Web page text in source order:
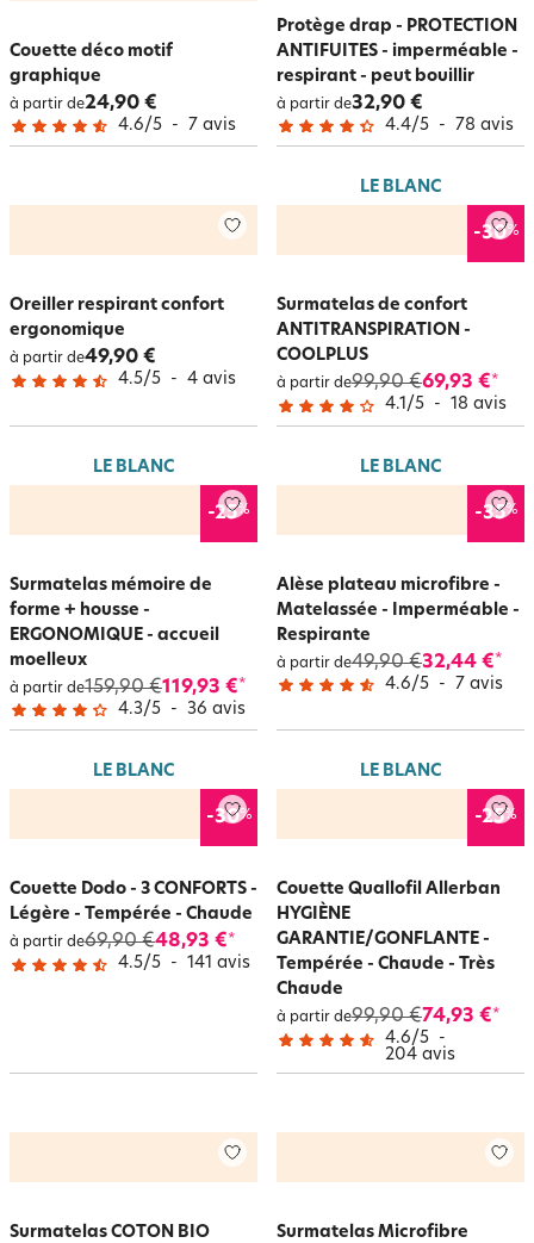
Couette déco motif
graphique
à partir de24,90 €
4.6/5 - 7 avis
Protège drap - PROTECTION
ANTIFUITES - imperméable -
respirant - peut bouillir
à partir de32,90 €
4.4/5 - 78 avis
Oreiller respirant confort
ergonomique
à partir de49,90 €
4.5/5 - 4 avis
LE BLANC
-30%
Surmatelas de confort
ANTITRANSPIRATION -
COOLPLUS
à partir de99,90 €69,93 €*
4.1/5 - 18 avis
LE BLANC
-25%
Surmatelas mémoire de
forme + housse -
ERGONOMIQUE - accueil
moelleux
à partir de159,90 €119,93 €*
4.3/5 - 36 avis
LE BLANC
-35%
Alèse plateau microfibre -
Matelassée - Imperméable -
Respirante
à partir de49,90 €32,44 €*
4.6/5 - 7 avis
LE BLANC
-30%
Couette Dodo - 3 CONFORTS -
Légère - Tempérée - Chaude
à partir de69,90 €48,93 €*
4.5/5 - 141 avis
LE BLANC
-25%
Couette Quallofil Allerban
HYGIÈNE
GARANTIE/GONFLANTE -
Tempérée - Chaude - Très
Chaude
à partir de99,90 €74,93 €*
4.6/5 -
204 avis
Surmatelas COTON BIO
Surmatelas Microfibre